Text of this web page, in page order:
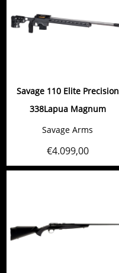
Savage 110 Elite Precision
338Lapua Magnum
Savage Arms
€4.099,00